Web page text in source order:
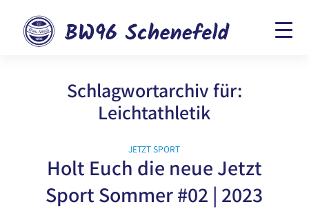
Schlagwortarchiv für:
Leichtathletik
JETZT SPORT
Holt Euch die neue Jetzt
Sport Sommer #02 | 2023